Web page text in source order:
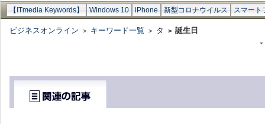
【ITmedia Keywords】 Windows 10 iPhone 新型コロナウイルス スマート
ビジネスオンライン > キーワード一覧 > タ > 誕生日